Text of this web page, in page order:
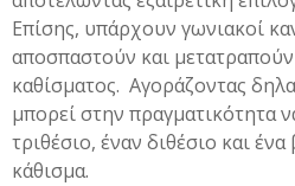
Επίσης, υπάρχουν γωνιακοί
αποσπαστούν και
καθίσματος. Αγοράζοντας
μπορεί στην πραγματικότητα
τριθέσιο, έναν διθέσιο και
κάθισμα.